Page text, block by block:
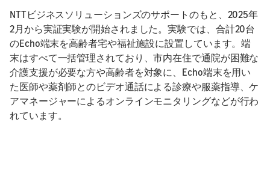
NTTビジネスソリューションズのサポートのもと、2025年
2月から実証実験が開始されました。実験では、合計20台
のEcho端末を高齢者宅や福祉施設に設置しています。端
末はすべて一括管理されており、市内在住で通院が困難な
介護支援が必要な方や高齢者を対象に、Echo端末を用い
た医師や薬剤師とのビデオ通話による診療や服薬指導、ケ
アマネージャーによるオンラインモニタリングなどが行わ
れています。